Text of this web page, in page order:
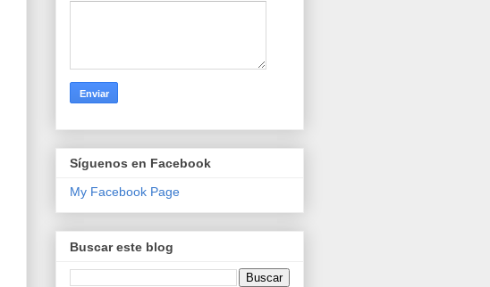
Síguenos en Facebook
My Facebook Page
Buscar este blog